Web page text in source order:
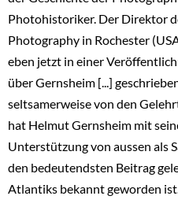
Photohistoriker. Der Direktor
Photography in Rochester
eben jetzt in einer
über Gernsheim [...]
seltsamerweise von den
hat Helmut Gernsheim mit
Unterstützung von aussen als
den bedeutendsten Beitrag
Atlantiks bekannt geworden